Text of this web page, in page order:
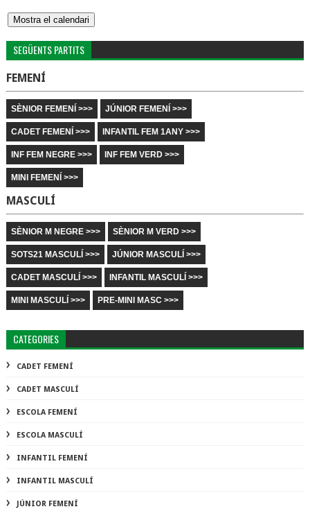
SEGÜENTS PARTITS
FEMENÍ
SÈNIOR FEMENÍ >>> JÚNIOR FEMENÍ >>>
CADET FEMENÍ >>> INFANTIL FEM 1ANY >>>
INF FEM NEGRE >>> INF FEM VERD >>>
MINI FEMENÍ >>>
MASCULÍ
SÈNIOR M NEGRE >>> SÈNIOR M VERD >>>
SOTS21 MASCULÍ >>> JÚNIOR MASCULÍ >>>
CADET MASCULÍ >>> INFANTIL MASCULÍ >>>
MINI MASCULÍ >>> PRE-MINI MASC >>>
CATEGORIES
CADET FEMENÍ
CADET MASCULÍ
ESCOLA FEMENÍ
ESCOLA MASCULÍ
INFANTIL FEMENÍ
INFANTIL MASCULÍ
JÚNIOR FEMENÍ